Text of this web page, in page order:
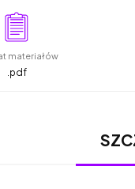
materiałów
.pdf